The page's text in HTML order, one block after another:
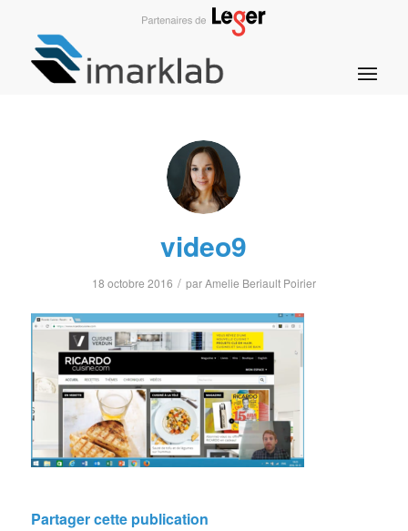
video9
18 octobre 2016 / parAmelie Beriault Poirier
Partager cette publication